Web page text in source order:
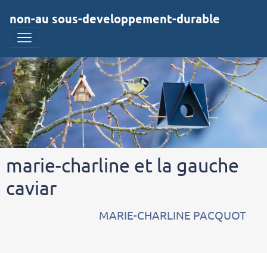
non-au sous-developpement-durable
marie-charline et la gauche
caviar
MARIE-CHARLINE PACQUOT